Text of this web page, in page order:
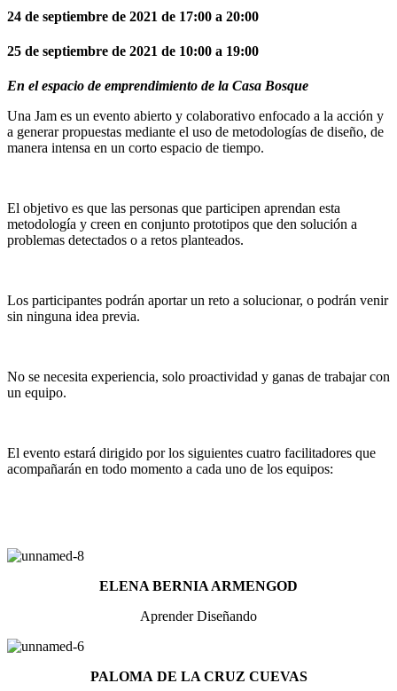
24 de septiembre de 2021 de 17:00 a 20:00
25 de septiembre de 2021 de 10:00 a 19:00
En el espacio de emprendimiento de la Casa Bosque
Una Jam es un evento abierto y colaborativo enfocado a la acción y
a generar propuestas mediante el uso de metodologías de diseño, de
manera intensa en un corto espacio de tiempo.
El objetivo es que las personas que participen aprendan esta
metodología y creen en conjunto prototipos que den solución a
problemas detectados o a retos planteados.
Los participantes podrán aportar un reto a solucionar, o podrán venir
sin ninguna idea previa.
No se necesita experiencia, solo proactividad y ganas de trabajar con
un equipo.
El evento estará dirigido por los siguientes cuatro facilitadores que
acompañarán en todo momento a cada uno de los equipos:
ELENA BERNIA ARMENGOD
Aprender Diseñando
PALOMA DE LA CRUZ CUEVAS